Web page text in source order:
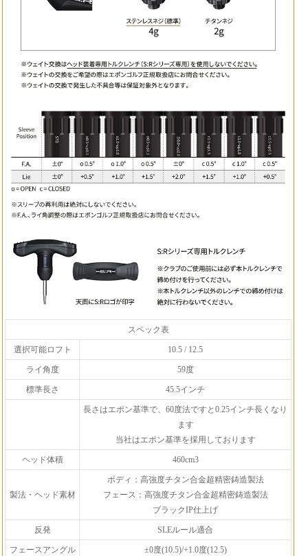
スペック表
選択可能ロフト 10.5 / 12.5
ライ角度 59度
標準長さ 45.5インチ
長さはエポン基準で、60度法ですと0.25インチ長くなり
ます
当社はエポン基準を採用しております
ヘッド体積 460cm3
製法・ヘッド素材
ボディ：高強度チタン合金超精密鋳造製法
フェース：高強度チタン合金超精密鋳造製法
ブラックIP仕上げ
反発 SLEルール適合
フェースアングル ±0度(10.5)/+1.0度(12.5)